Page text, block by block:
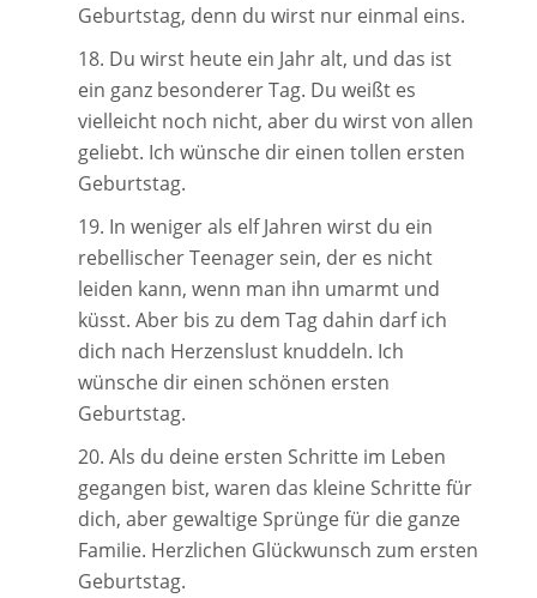
Geburtstag, denn du wirst nur einmal eins.
Du wirst heute ein Jahr alt, und das ist
ein ganz besonderer Tag. Du weißt es
vielleicht noch nicht, aber du wirst von allen
geliebt. Ich wünsche dir einen tollen ersten
Geburtstag.
In weniger als elf Jahren wirst du ein
rebellischer Teenager sein, der es nicht
leiden kann, wenn man ihn umarmt und
küsst. Aber bis zu dem Tag dahin darf ich
dich nach Herzenslust knuddeln. Ich
wünsche dir einen schönen ersten
Geburtstag.
Als du deine ersten Schritte im Leben
gegangen bist, waren das kleine Schritte für
dich, aber gewaltige Sprünge für die ganze
Familie. Herzlichen Glückwunsch zum ersten
Geburtstag.